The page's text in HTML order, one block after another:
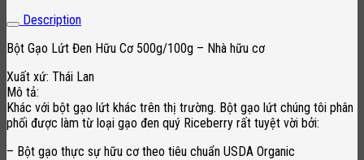
Description
Bột Gạo Lứt Đen Hữu Cơ 500g/100g – Nhà hữu cơ
Xuất xứ: Thái Lan
Mô tả:
Khác với bột gạo lứt khác trên thị trường. Bột gạo lứt chúng tôi phân
phối được làm từ loại gạo đen quý Riceberry rất tuyệt vời bởi:
– Bột gạo thực sự hữu cơ theo tiêu chuẩn USDA Organic